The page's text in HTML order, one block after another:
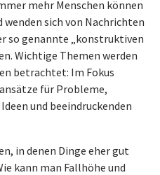
mehr Menschen können
sich von Nachrichten
so genannte „konstruktiven
Wichtige Themen werden
betrachtet: Im Fokus
für Probleme,
und beeindruckenden
in denen Dinge eher gut
kann man Fallhöhe und